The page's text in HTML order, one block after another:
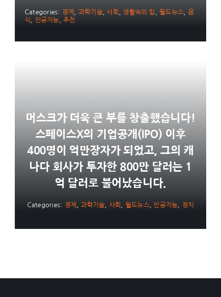
Categories: 경제 과학기술,사회 ,생활속의 팁 ,월드뉴스
음
식
인공지능 ,추천
머스크가 더욱 큰 부를 창출했습니다!
스페이스X의 기업공개(IPO) 이후
400명이 억만장자가 되었고, 그의 캐
나다 회사가 투자한 800만 달러는 1
억 달러로 불어났습니다.
Categories: 경제 과학기술 사회 월드뉴스, 인공지능 정치